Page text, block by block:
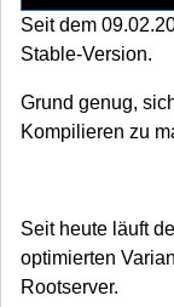
Seit dem
Stable-Version.
Grund genug,
Kompilieren zu
Seit heute läuft
optimierten
Rootserver.